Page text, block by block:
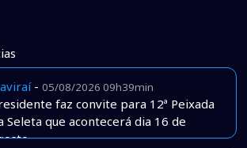
- 05/08/2026 09h39min
faz convite para 12ª Peixada
Seleta que acontecerá dia 16 de